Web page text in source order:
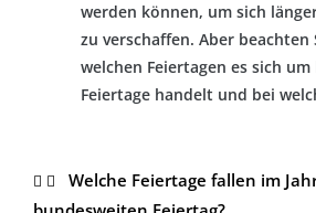
werden können, um sich
zu verschaffen. Aber beachten
welchen Feiertagen es sich
Feiertage handelt und bei
Welche Feiertage fallen im